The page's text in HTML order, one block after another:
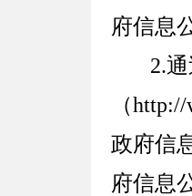
府信息
2.
（
政府信
府信息